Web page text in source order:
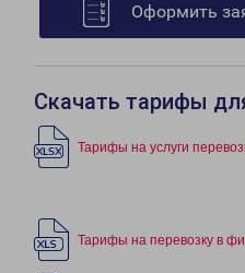
Оформить
Скачать тарифы
Тарифы на услуги
Тарифы на перевозку в